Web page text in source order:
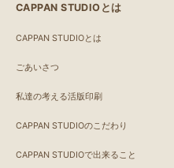
CAPPAN STUDIOとは
CAPPAN STUDIOとは
ごあいさつ
私達の考える活版印刷
CAPPAN STUDIOのこだわり
CAPPAN STUDIOで出来ること